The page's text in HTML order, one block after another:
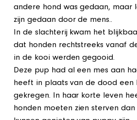
andere hond was gedaan,
zijn gedaan door de mens..
In de slachterij kwam het
dat honden rechtstreeks vanaf
in de kooi werden gegooid.
Deze pup had al een mes aan
heeft in plaats van de dood een
gekregen. In haar korte leven
honden moeten zien sterven